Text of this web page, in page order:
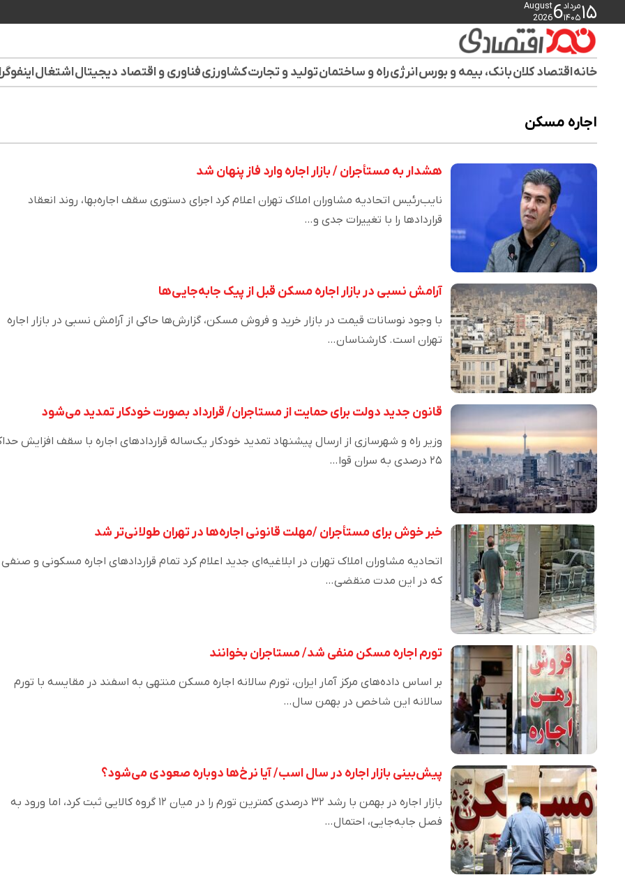
۱۵مرداد
۱۴۰۵6
August
2026
خانهاقتصاد کلانبانک، بیمه و بورسانرژیراه و ساختمانتولید و تجارتکشاورزیفناوری و اقتصاد دیجیتالاشتغال
اجاره مسکن
هشدار به مستأجران / بازار اجاره وارد فاز پنهان شد
نایب‌رئیس اتحادیه مشاوران املاک تهران اعلام کرد اجرای دستوری سقف اجاره‌بها، روند انعقاد
قراردادها را با تغییرات جدی و…
آرامش نسبی در بازار اجاره مسکن قبل از پیک جابه‌جایی‌ها
با وجود نوسانات قیمت در بازار خرید و فروش مسکن، گزارش‌ها حاکی از آرامش نسبی در بازار اجاره
تهران است. کارشناسان…
قانون جدید دولت برای حمایت از مستاجران/ قرارداد‌ بصورت خودکار تمدید می‌شود
وزیر راه و شهرسازی از ارسال پیشنهاد تمدید خودکار یک‌ساله قرارداد‌های اجاره با سقف افزایش
۲۵ درصدی به سران قوا…
خبر خوش برای مستأجران /مهلت قانونی اجاره‌ها در تهران طولانی‌تر شد
اتحادیه مشاوران املاک تهران در ابلاغیه‌ای جدید اعلام کرد تمام قرارداد‌های اجاره مسکونی و صنفی
که در این مدت منقضی…
تورم اجاره مسکن منفی شد/ مستاجران بخوانند
بر اساس داده‌های مرکز آمار ایران، تورم سالانه اجاره مسکن منتهی به اسفند در مقایسه با تورم
سالانه این شاخص در بهمن سال…
پیش‌بینی بازار اجاره در سال اسب/ آیا نرخ‌ها دوباره صعودی می‌شود؟
بازار اجاره در بهمن با رشد ۳۲ درصدی کمترین تورم را در میان ۱۲ گروه کالایی ثبت کرد، اما ورود به
فصل جابه‌جایی، احتمال…